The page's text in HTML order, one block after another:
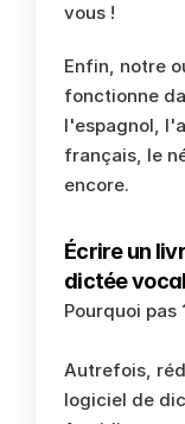
vous !
Enfin, notre
fonctionne
l'espagnol,
français, le
encore.
Écrire un
dictée
Pourquoi pas
Autrefois,
logiciel de